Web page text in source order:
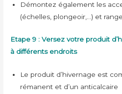
Démontez également les
(échelles, plongeoir,…) et
Etape 9 : Versez votre produit
à différents endroits
Le produit d’hivernage est
rémanent et d’un anticalcaire